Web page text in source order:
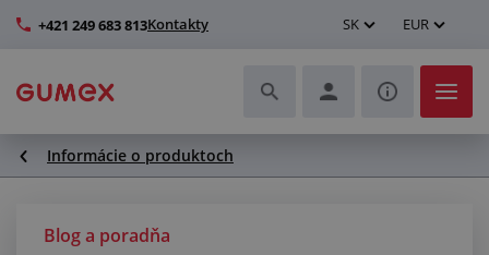
+421 249 683 813Kontakty SK EUR
Hadice a ich kompletizácia
Informácie o produktoch
Blog a poradňa